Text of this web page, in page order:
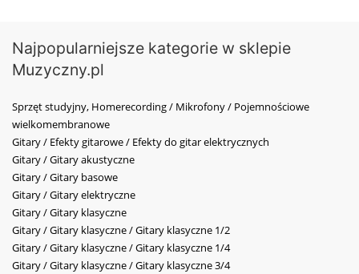
Najpopularniejsze kategorie w sklepie
Muzyczny.pl
Sprzęt studyjny, Homerecording / Mikrofony / Pojemnościowe
wielkomembranowe
Gitary / Efekty gitarowe / Efekty do gitar elektrycznych
Gitary / Gitary akustyczne
Gitary / Gitary basowe
Gitary / Gitary elektryczne
Gitary / Gitary klasyczne
Gitary / Gitary klasyczne / Gitary klasyczne 1/2
Gitary / Gitary klasyczne / Gitary klasyczne 1/4
Gitary / Gitary klasyczne / Gitary klasyczne 3/4